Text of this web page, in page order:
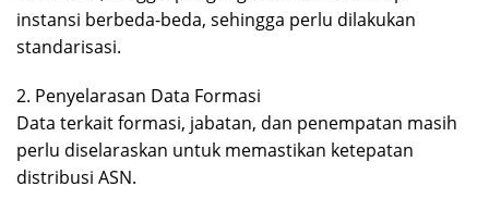
instansi berbeda-beda, sehingga perlu dilakukan
standarisasi.
2. Penyelarasan Data Formasi
Data terkait formasi, jabatan, dan penempatan masih
perlu diselaraskan untuk memastikan ketepatan
distribusi ASN.